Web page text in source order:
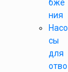
бже
ния
Насо
сы
для
отво